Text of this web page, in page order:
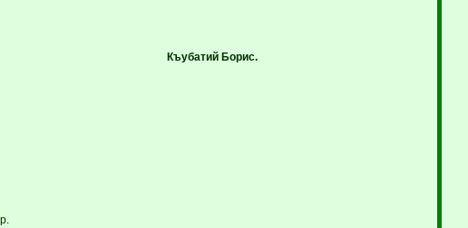
Къубатий Борис.